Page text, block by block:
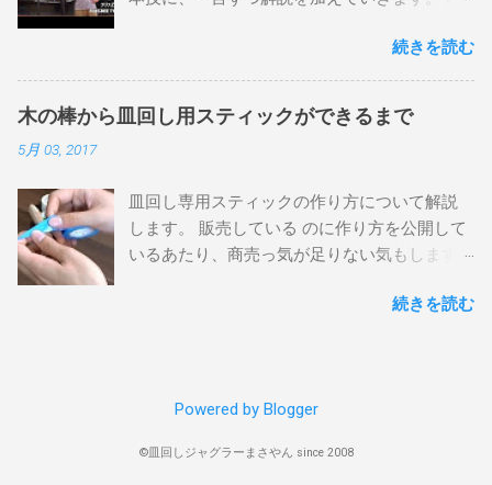
りに動くはずです。手を離さないで確認して
します。 時計回りに勢いを付けて左手を放
し、手首をリラックスさせて右手のスティッ
クを回すと回転が持続します。 このとき注意
かといって遅すぎると皿が水平を保てずに落
ちてしまうので、ちょうどいい速さが存在し
ます。動画を参考に、真似して覚えてくださ
い。 回し続ける グリップをなぞるように回し
ましょう。 陥りやすい失敗が『スティックの
から動かないように、グリップの円に合わせ
安定して回すにはある程度のスピードが必要
この動画の前半部分です。 スティックリバー
ス 皿を投げて、棒を反転させて反対側で受け
止める技。 反転させる方向によって（表）
（上）（裏）の三種類に分けています。 TPO
ちにするとやりやすいです。 動画では（元の
側）→（反対側）→（元の側）としています
が、はじめの練習は（反対側）→（元の側）
ックリバース スティックリバース（裏）が基
ャッチします。 ハンドスロー 皿を手で投げ入
れる最も基本の形。 グリップを外側からガシ
続きを読む
木の棒から皿回し用スティックができるまで
5月 03, 2017
皿回し専用スティックの作り方について解説
します。 販売している のに作り方を公開して
いるあたり、商売っ気が足りない気もします
作るために用意するもの 長さ45cm程度、直径
準備します。 丸棒が長すぎる場合、のこぎり
です。 ②棒の両端を削ります。 カッター、ヤ
続きを読む
Powered by Blogger
©皿回しジャグラーまさやん since 2008